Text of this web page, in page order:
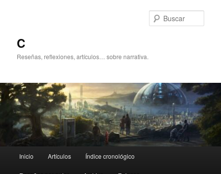
C
Reseñas, reflexiones, artículos… sobre narrativa.
principal
Inicio Artículos Índice cronológico